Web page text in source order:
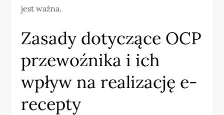
jest ważna.
Zasady dotyczące OCP
przewoźnika i ich
wpływ na realizację e-
recepty